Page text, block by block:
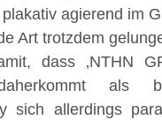
agierend im
Art trotzdem
dass ‚NTHN
als
sich allerdings